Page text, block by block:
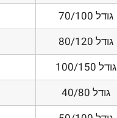
גודל 70/100
גודל 80/120
גודל 100/150
גודל 40/80